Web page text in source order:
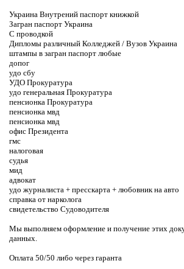
Украина Внутрений паспорт книжкой
Загран паспорт Украина
С проводкой
Дипломы различный Колледжей / Вузов Украина
штампы в загран паспорт любые
допог
удо сбу
УДО Прокуратура
удо генеральная Прокуратура
пенсионка Прокуратура
пенсионка мвд
пенсионка мвд
офис Президента
гмс
налоговая
судья
мид
адвокат
удо журналиста + пресскарта + любовник на авто
справка от нарколога
свидетельство Судоводителя
Мы выполняем оформление и получение этих
данных.
Оплата 50/50 либо через гаранта